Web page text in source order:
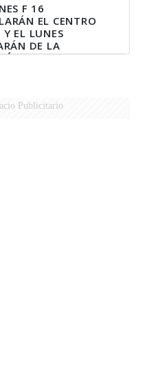
F 16
EL CENTRO
EL LUNES
DE LA
DE LA FUERZA
Publicitario